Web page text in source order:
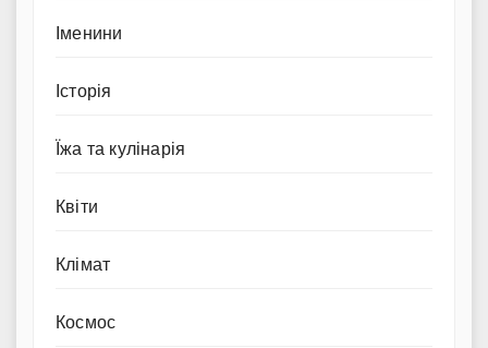
Іменини
Історія
Їжа та кулінарія
Квіти
Клімат
Космос